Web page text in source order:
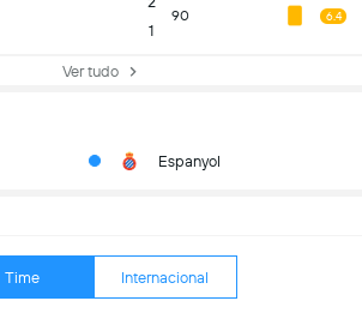
1
90 6.4
Ver tudo
Espanyol
Time Internacional